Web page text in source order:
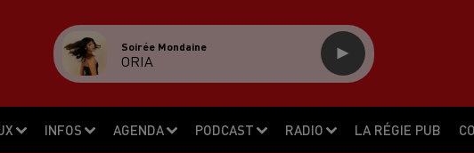
INFOS AGENDA PODCAST RADIO LA RÉGIE PUB
Soirée Mondaine
ORIA